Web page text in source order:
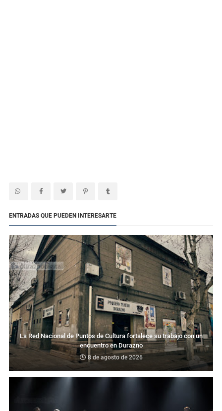
ENTRADAS QUE PUEDEN INTERESARTE
La Red Nacional de Puntos de Cultura fortalece su trabajo con un
encuentro en Durazno
8 de agosto de 2026